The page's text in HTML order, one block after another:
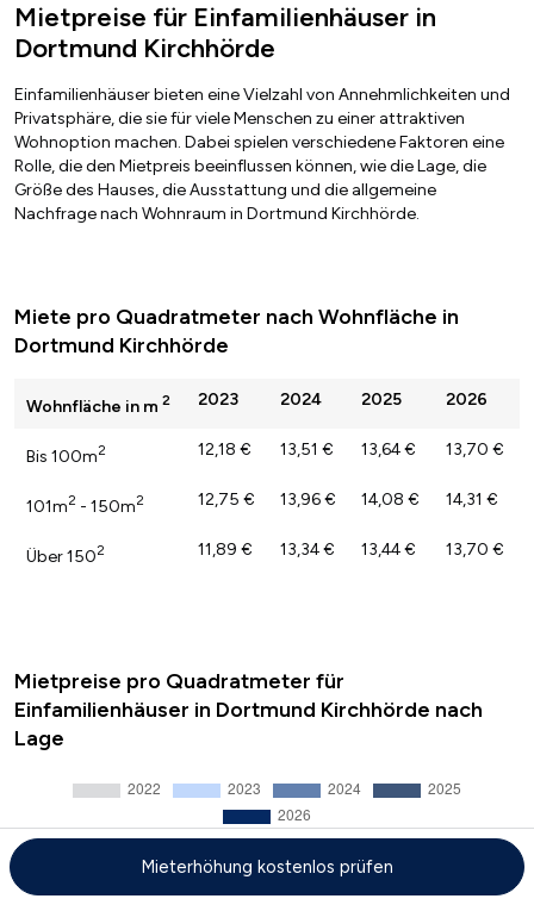
Mietpreise für Einfamilienhäuser in
Dortmund Kirchhörde
Einfamilienhäuser bieten eine Vielzahl von Annehmlichkeiten und
Privatsphäre, die sie für viele Menschen zu einer attraktiven
Wohnoption machen. Dabei spielen verschiedene Faktoren eine
Rolle, die den Mietpreis beeinflussen können, wie die Lage, die
Größe des Hauses, die Ausstattung und die allgemeine
Nachfrage nach Wohnraum in Dortmund Kirchhörde.
Miete pro Quadratmeter nach Wohnfläche in
Dortmund Kirchhörde
Wohnfläche in m 2 2023 2024 2025 2026
Bis 100m2 12,18 € 13,51 € 13,64 € 13,70 €
101m2 - 150m2 12,75 € 13,96 € 14,08 € 14,31 €
Über 1502 11,89 € 13,34 € 13,44 € 13,70 €
Mietpreise pro Quadratmeter für
Einfamilienhäuser in Dortmund Kirchhörde nach
Lage
Mieterhöhung kostenlos prüfen